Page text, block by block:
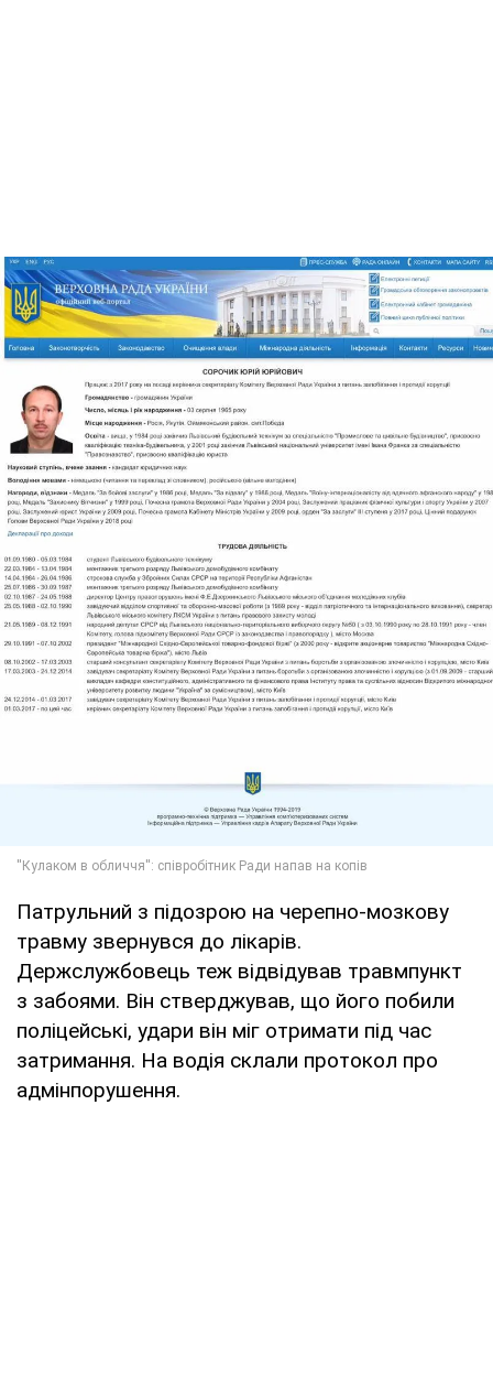
Патрульний з підозрою на черепно-мозкову
травму звернувся до лікарів.
Держслужбовець теж відвідував травмпункт
з забоями. Він стверджував, що його побили
поліцейські, удари він міг отримати під час
затримання. На водія склали протокол про
адмінпорушення.